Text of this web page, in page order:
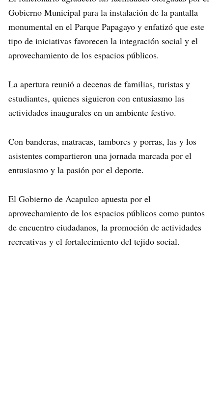
Gobierno Municipal para la instalación de la pantalla
monumental en el Parque Papagayo y enfatizó que este
tipo de iniciativas favorecen la integración social y el
aprovechamiento de los espacios públicos.
La apertura reunió a decenas de familias, turistas y
estudiantes, quienes siguieron con entusiasmo las
actividades inaugurales en un ambiente festivo.
Con banderas, matracas, tambores y porras, las y los
asistentes compartieron una jornada marcada por el
entusiasmo y la pasión por el deporte.
El Gobierno de Acapulco apuesta por el
aprovechamiento de los espacios públicos como puntos
de encuentro ciudadanos, la promoción de actividades
recreativas y el fortalecimiento del tejido social.